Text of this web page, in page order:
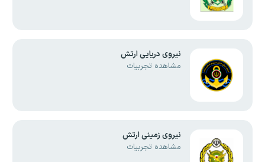
نیروی دریایی ارتش
مشاهده تجربیات
نیروی زمینی ارتش
مشاهده تجربیات